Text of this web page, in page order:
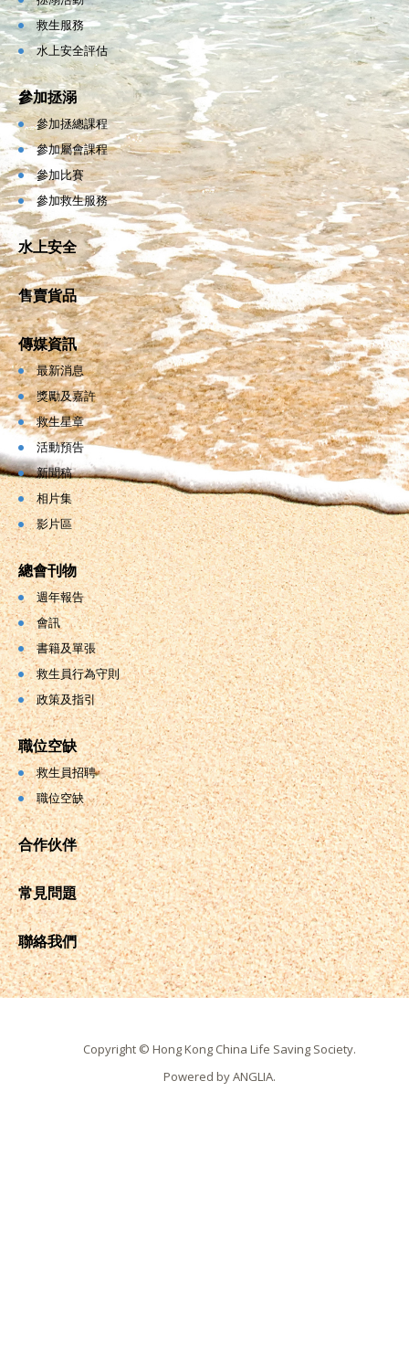
救生服務
水上安全評估
參加拯溺
參加拯總課程
參加屬會課程
參加比賽
參加救生服務
水上安全
售賣貨品
傳媒資訊
最新消息
獎勵及嘉許
救生星章
活動預告
新聞稿
相片集
影片區
總會刊物
週年報告
會訊
書籍及單張
救生員行為守則
政策及指引
職位空缺
救生員招聘
職位空缺
合作伙伴
常見問題
聯絡我們
Copyright © Hong Kong China Life Saving Society.
Powered byANGLIA.